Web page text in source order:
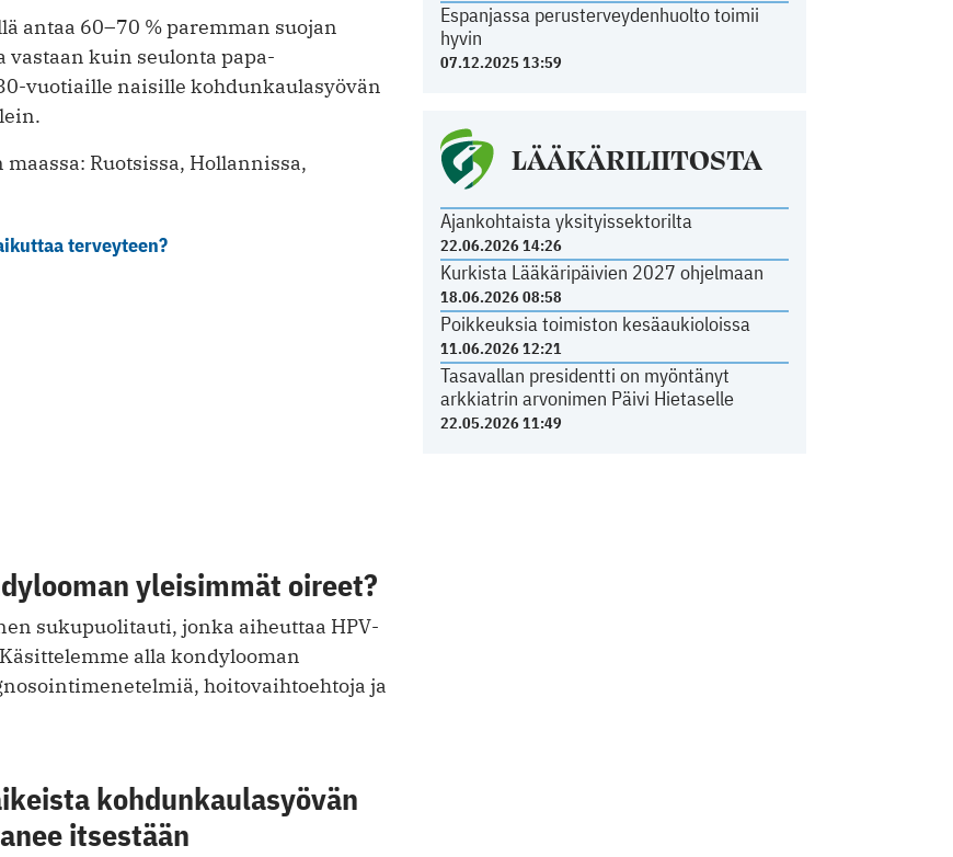
Espanjassa perusterveydenhuolto toimii
hyvin
07.12.2025 13:59
LÄÄKÄRILIITOSTA
Ajankohtaista yksityissektorilta
22.06.2026 14:26
Kurkista Lääkäripäivien 2027 ohjelmaan
18.06.2026 08:58
Poikkeuksia toimiston kesäaukioloissa
11.06.2026 12:21
Tasavallan presidentti on myöntänyt
arkkiatrin arvonimen Päivi Hietaselle
22.05.2026 11:49
antaa 60–70 % paremman suojan
kuin seulonta papa-
vuotiaille naisille kohdunkaulasyövän
Ruotsissa, Hollannissa,
terveyteen?
yleisimmät oireet?
sukupuolitauti, jonka aiheuttaa HPV-
alla kondylooman
hoitovaihtoehtoja ja
kohdunkaulasyövän
itsestään